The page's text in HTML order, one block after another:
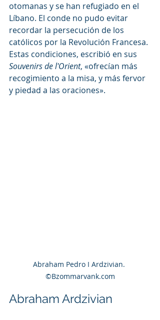
otomanas y se han refugiado en el
Líbano. El conde no pudo evitar
recordar la persecución de los
católicos por la Revolución Francesa.
Estas condiciones, escribió en sus
Souvenirs de l'Orient, «ofrecían más
recogimiento a la misa, y más fervor
y piedad a las oraciones».
Abraham Pedro I Ardzivian.
©Bzommarvank.com
Abraham Ardzivian